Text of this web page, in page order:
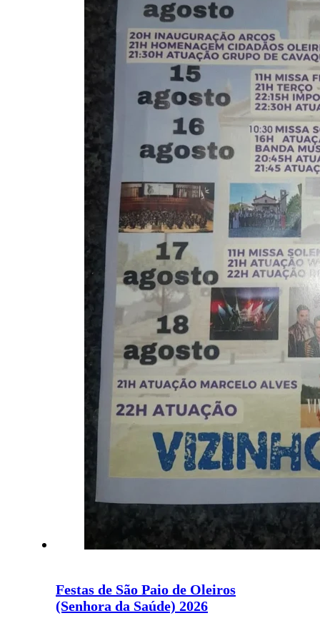
Festas de São Paio de Oleiros
(Senhora da Saúde) 2026